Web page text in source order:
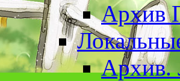
Архив.